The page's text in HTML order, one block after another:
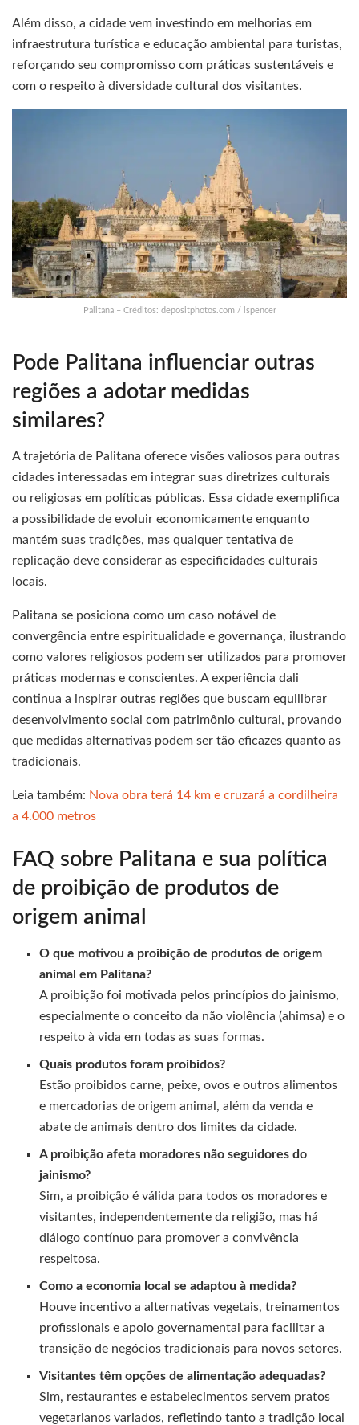
Além disso, a cidade vem investindo em melhorias em
infraestrutura turística e educação ambiental para turistas,
reforçando seu compromisso com práticas sustentáveis e
com o respeito à diversidade cultural dos visitantes.
Palitana – Créditos: depositphotos.com / lspencer
Pode Palitana influenciar outras
regiões a adotar medidas
similares?
A trajetória de Palitana oferece visões valiosos para outras
cidades interessadas em integrar suas diretrizes culturais
ou religiosas em políticas públicas. Essa cidade exemplifica
a possibilidade de evoluir economicamente enquanto
mantém suas tradições, mas qualquer tentativa de
replicação deve considerar as especificidades culturais
locais.
Palitana se posiciona como um caso notável de
convergência entre espiritualidade e governança, ilustrando
como valores religiosos podem ser utilizados para promover
práticas modernas e conscientes. A experiência dali
continua a inspirar outras regiões que buscam equilibrar
desenvolvimento social com patrimônio cultural, provando
que medidas alternativas podem ser tão eficazes quanto as
tradicionais.
Leia também: Nova obra terá 14 km e cruzará a cordilheira
a 4.000 metros
FAQ sobre Palitana e sua política
de proibição de produtos de
origem animal
O que motivou a proibição de produtos de origem
animal em Palitana?
A proibição foi motivada pelos princípios do jainismo,
especialmente o conceito da não violência (ahimsa) e o
respeito à vida em todas as suas formas.
Quais produtos foram proibidos?
Estão proibidos carne, peixe, ovos e outros alimentos
e mercadorias de origem animal, além da venda e
abate de animais dentro dos limites da cidade.
A proibição afeta moradores não seguidores do
jainismo?
Sim, a proibição é válida para todos os moradores e
visitantes, independentemente da religião, mas há
diálogo contínuo para promover a convivência
respeitosa.
Como a economia local se adaptou à medida?
Houve incentivo a alternativas vegetais, treinamentos
profissionais e apoio governamental para facilitar a
transição de negócios tradicionais para novos setores.
Visitantes têm opções de alimentação adequadas?
Sim, restaurantes e estabelecimentos servem pratos
vegetarianos variados, refletindo tanto a tradição local